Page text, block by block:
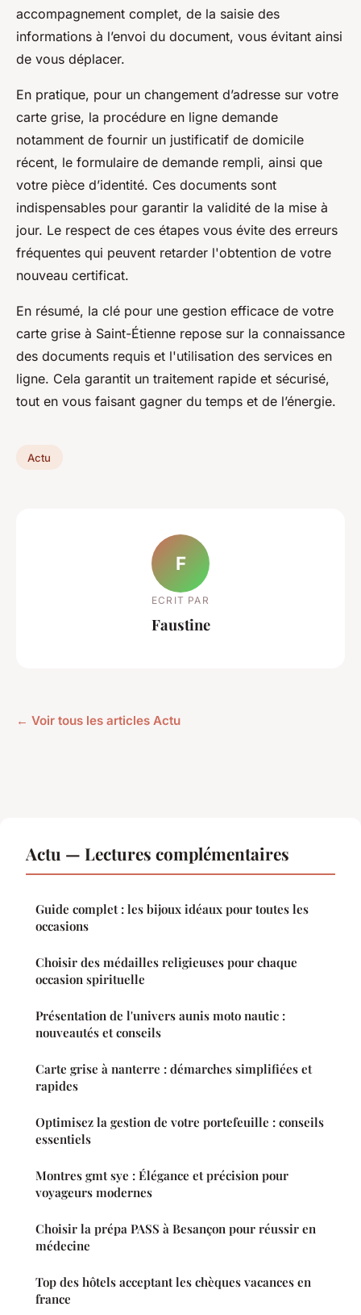
accompagnement complet, de la saisie des
informations à l’envoi du document, vous évitant ainsi
de vous déplacer.
En pratique, pour un changement d’adresse sur votre
carte grise, la procédure en ligne demande
notamment de fournir un justificatif de domicile
récent, le formulaire de demande rempli, ainsi que
votre pièce d’identité. Ces documents sont
indispensables pour garantir la validité de la mise à
jour. Le respect de ces étapes vous évite des erreurs
fréquentes qui peuvent retarder l'obtention de votre
nouveau certificat.
En résumé, la clé pour une gestion efficace de votre
carte grise à Saint-Étienne repose sur la connaissance
des documents requis et l'utilisation des services en
ligne. Cela garantit un traitement rapide et sécurisé,
tout en vous faisant gagner du temps et de l’énergie.
Actu
F
ECRIT PAR
Faustine
← Voir tous les articles Actu
Actu — Lectures complémentaires
Guide complet : les bijoux idéaux pour toutes les
occasions
Choisir des médailles religieuses pour chaque
occasion spirituelle
Présentation de l'univers aunis moto nautic :
nouveautés et conseils
Carte grise à nanterre : démarches simplifiées et
rapides
Optimisez la gestion de votre portefeuille : conseils
essentiels
Montres gmt sye : Élégance et précision pour
voyageurs modernes
Choisir la prépa PASS à Besançon pour réussir en
médecine
Top des hôtels acceptant les chèques vacances en
france